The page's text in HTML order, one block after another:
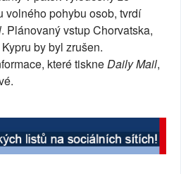
volného pohybu osob, tvrdí
. Plánovaný vstup Chorvatska,
by byl zrušen.
které tiskneDaily Mail,